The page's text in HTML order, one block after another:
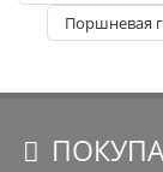
Поршневая